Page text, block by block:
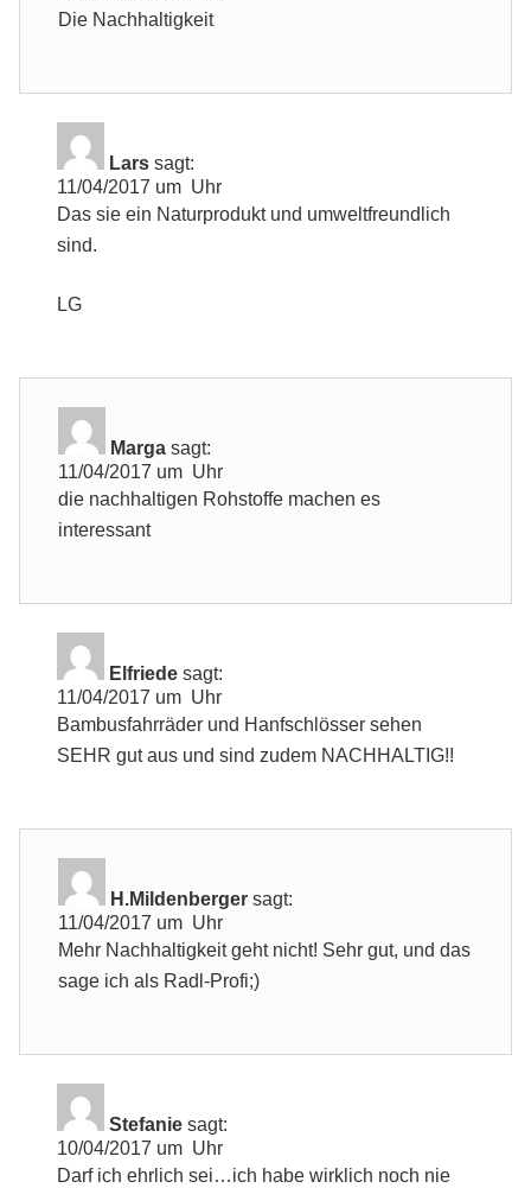
Die Nachhaltigkeit
Lars sagt:
11/04/2017 um Uhr
Das sie ein Naturprodukt und umweltfreundlich
sind.
LG
Marga sagt:
11/04/2017 um Uhr
die nachhaltigen Rohstoffe machen es
interessant
Elfriede sagt:
11/04/2017 um Uhr
Bambusfahrräder und Hanfschlösser sehen
SEHR gut aus und sind zudem NACHHALTIG!!
H.Mildenberger sagt:
11/04/2017 um Uhr
Mehr Nachhaltigkeit geht nicht! Sehr gut, und das
sage ich als Radl-Profi;)
Stefanie sagt:
10/04/2017 um Uhr
Darf ich ehrlich sei…ich habe wirklich noch nie